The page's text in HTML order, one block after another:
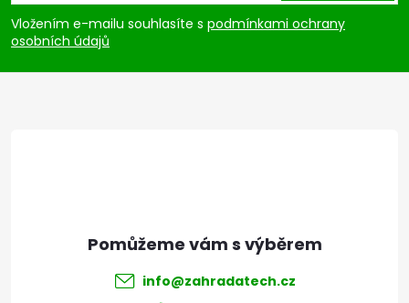
p
a
Vložením e-mailu souhlasíte s podmínkami ochrany
osobních údajů
info@zahradatech.cz